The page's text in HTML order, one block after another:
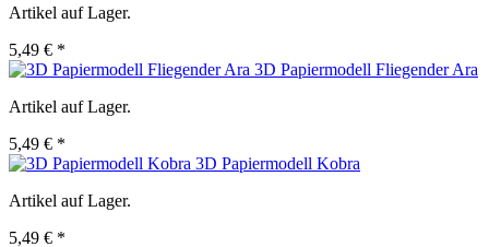
Artikel auf Lager.
5,49 € *
3D Papiermodell Fliegender Ara
Artikel auf Lager.
5,49 € *
3D Papiermodell Kobra
Artikel auf Lager.
5,49 € *